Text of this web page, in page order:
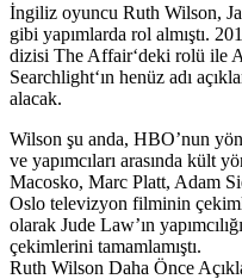
İngiliz oyuncu Ruth Wilson,
gibi yapımlarda rol almıştı.
dizisi The Affair‘deki rolü ile
Searchlight‘ın henüz adı
alacak.
Wilson şu anda, HBO’nun
ve yapımcıları arasında kült
Macosko, Marc Platt, Adam
Oslo televizyon filminin
olarak Jude Law’ın
çekimlerini tamamlamıştı.
Ruth Wilson Daha Önce